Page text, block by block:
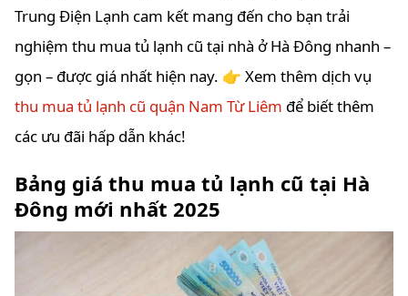
Trung Điện Lạnh cam kết mang đến cho bạn trải
nghiệm thu mua tủ lạnh cũ tại nhà ở Hà Đông nhanh –
gọn – được giá nhất hiện nay. 👉 Xem thêm dịch vụ
thu mua tủ lạnh cũ quận Nam Từ Liêm để biết thêm
các ưu đãi hấp dẫn khác!
Bảng giá thu mua tủ lạnh cũ tại Hà
Đông mới nhất 2025